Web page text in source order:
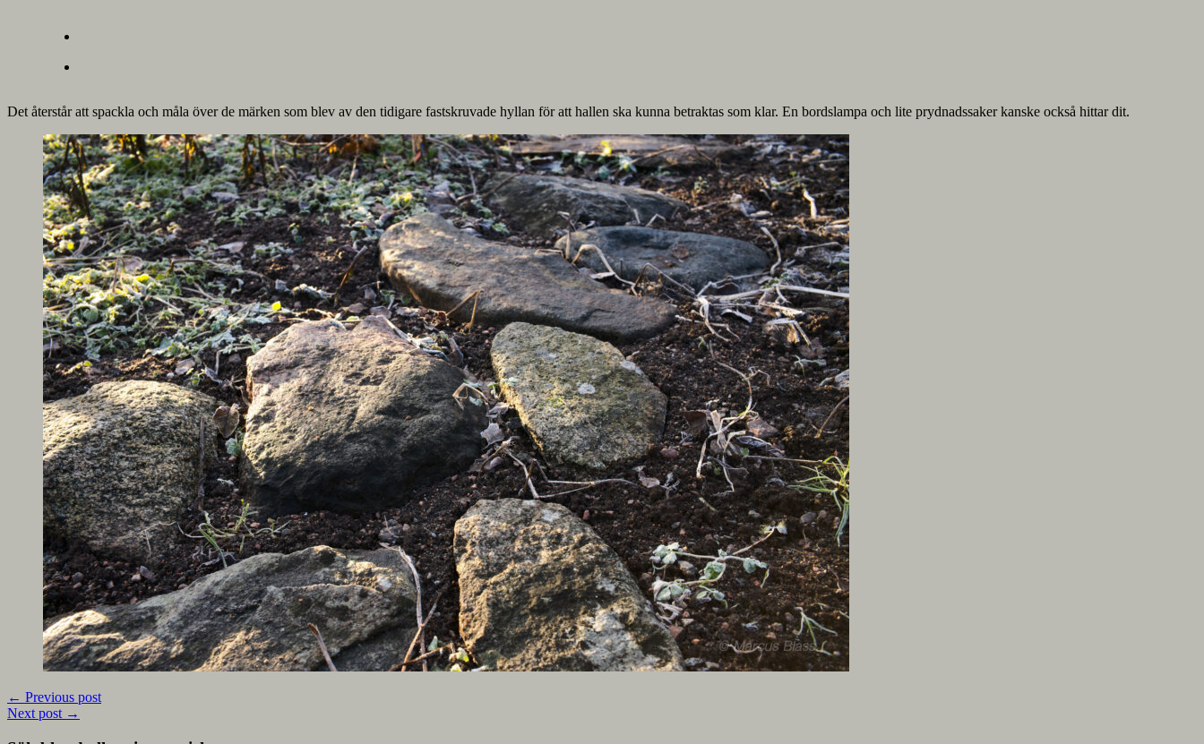
Det återstår att spackla och måla över de märken som blev av den tidigare fastskruvade hyllan för att hallen ska kunna betraktas som klar. En bordslampa och lite prydnadssaker kanske också hittar dit.
← Previous post
Next post →